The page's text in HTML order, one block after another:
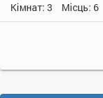
Кімнат: 3 Місць: 6